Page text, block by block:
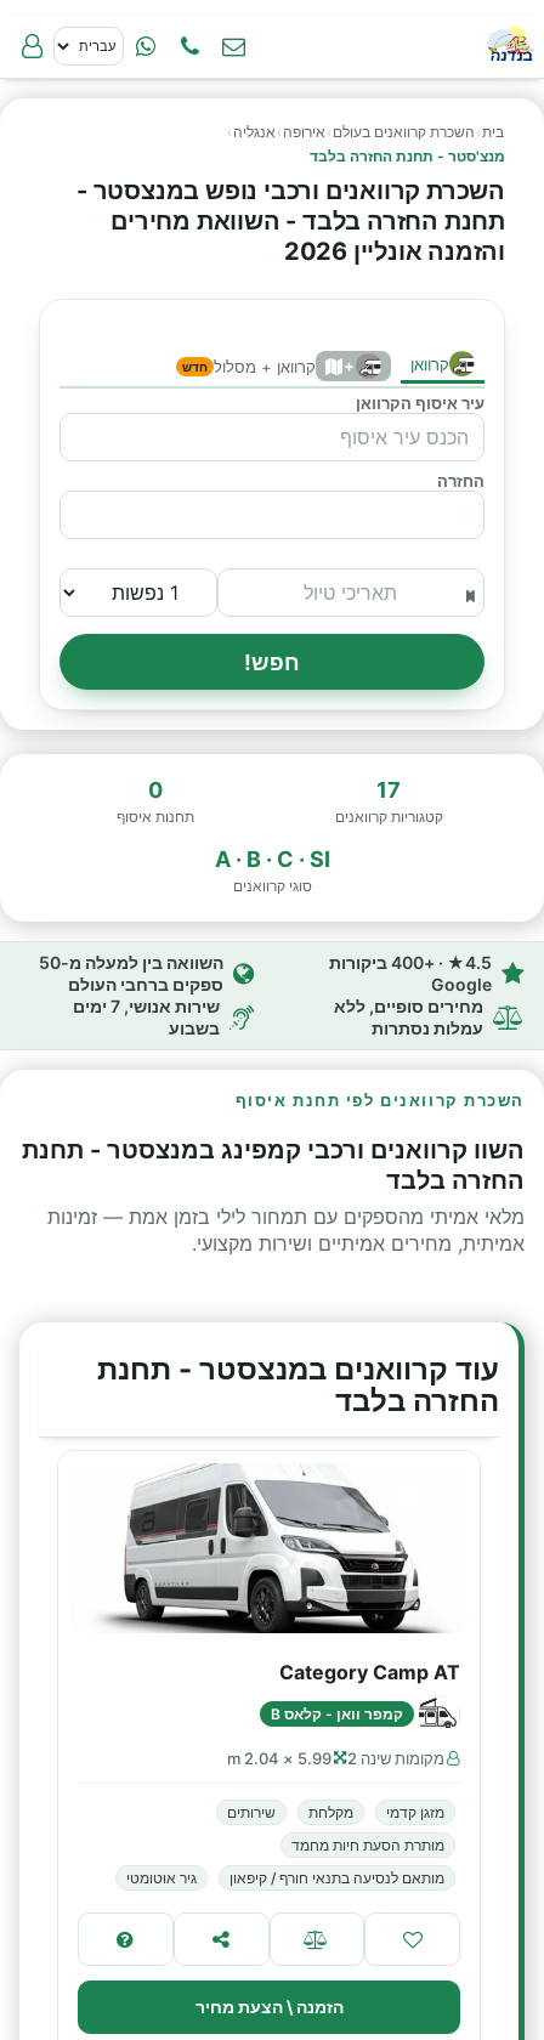
בית› השכרת קרוואנים בעולם › אירופה › אנגליה ›
מנצ'סטר - תחנת החזרה בלבד
השכרת קרוואנים ורכבי נופש במנצסטר -
תחנת החזרה בלבד - השוואת מחירים
והזמנה אונליין 2026
קרוואן + קרוואן + מסלול חדש
עיר איסוף הקרוואן
החזרה
חפש!
17
קטגוריות קרוואנים
0
תחנות איסוף
A · B · C · SI
סוגי קרוואנים
4.5★ · +400 ביקורות
Google
השוואה בין למעלה מ-50
ספקים ברחבי העולם
מחירים סופיים, ללא
עמלות נסתרות
שירות אנושי, 7 ימים
בשבוע
השכרת קרוואנים לפי תחנת איסוף
השוו קרוואנים ורכבי קמפינג במנצסטר - תחנת
החזרה בלבד
מלאי אמיתי מהספקים עם תמחור לילי בזמן אמת — זמינות
אמיתית, מחירים אמיתיים ושירות מקצועי.
עוד קרוואנים במנצסטר - תחנת
החזרה בלבד
Category Camp AT
קמפר וואן - קלאס B
מקומות שינה 2 5.99 × 2.04 m
מזגן קדמי מקלחת
שירותים
מותרת הסעת חיות מחמד
מותאם לנסיעה בתנאי חורף / קיפאון
גיר אוטומטי
הזמנה \ הצעת מחיר